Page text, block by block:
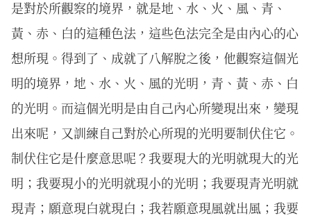
是對於所觀察的境界，就是地、水、火、風、青、
黃、赤、白的這種色法，這些色法完全是由內心的心
想所現。得到了、成就了八解脫之後，他觀察這個光
明的境界，地、水、火、風的光明，青、黃、赤、白
的光明。而這個光明是由自己內心所變現出來，變現
出來呢，又訓練自己對於心所現的光明要制伏住它。
制伏住它是什麼意思呢？我要現大的光明就現大的光
明；我要現小的光明就現小的光明；我要現青光明就
現青；願意現白就現白；我若願意現風就出風；我要